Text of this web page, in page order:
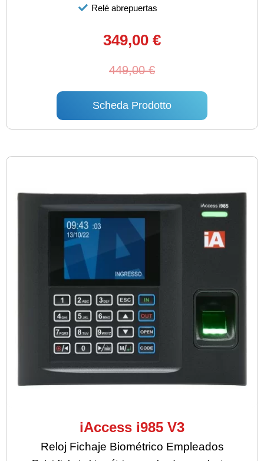
Relé abrepuertas
349,00 €
449,00 €
Scheda Prodotto
iAccess i985 V3
Reloj Fichaje Biométrico Empleados